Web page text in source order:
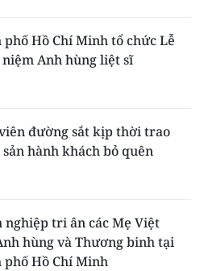
phố Hồ Chí Minh tổ chức Lễ
Anh hùng liệt sĩ
đường sắt kịp thời trao
hành khách bỏ quên
nghiệp tri ân các Mẹ Việt
hùng và Thương binh tại
phố Hồ Chí Minh